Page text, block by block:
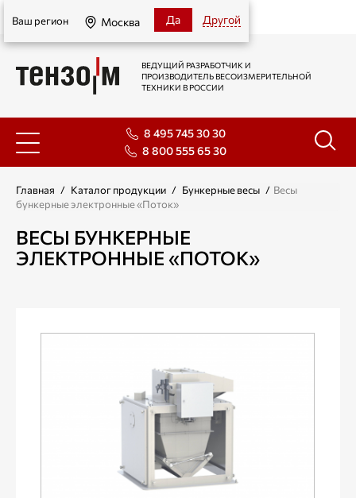
Москва
Ваш регион Москва Да Другой
ВЕДУЩИЙ РАЗРАБОТЧИК И
ПРОИЗВОДИТЕЛЬ ВЕСОИЗМЕРИТЕЛЬНОЙ
ТЕХНИКИ В РОССИИ
8 495 745 30 30
8 800 555 65 30
Главная / Каталог продукции / Бункерные весы / Весы
бункерные электронные «Поток»
ВЕСЫ БУНКЕРНЫЕ
ЭЛЕКТРОННЫЕ «ПОТОК»